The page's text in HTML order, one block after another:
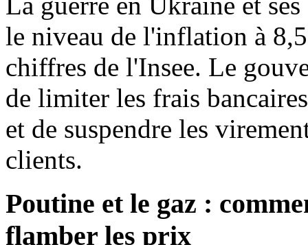
le niveau de l'inflation à
chiffres de l'Insee. Le
de limiter les frais
et de suspendre les
clients.
Poutine et le gaz :
flamber les prix